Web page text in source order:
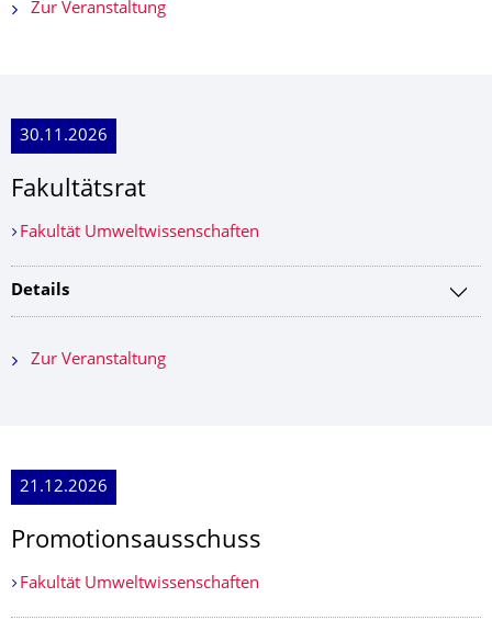
Zur Veranstaltung
30.11.2026
Fakultätsrat
Fakultät Umweltwissenschaften
Details
Zur Veranstaltung
21.12.2026
Promotionsausschuss
Fakultät Umweltwissenschaften